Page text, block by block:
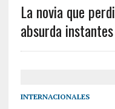
La novia que
absurda
INTERNACIONALES